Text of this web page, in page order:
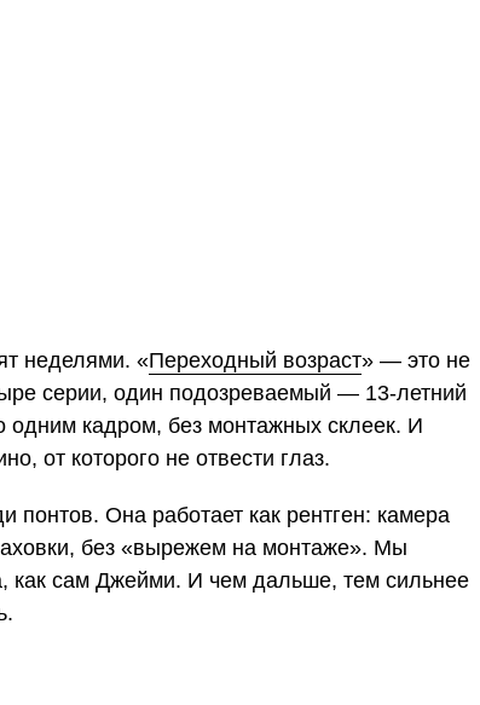
неделями. «Переходный возраст» — это не
серии, один подозреваемый — 13-летний
кадром, без монтажных склеек. И
от которого не отвести глаз.
понтов. Она работает как рентген: камера
без «вырежем на монтаже». Мы
как сам Джейми. И чем дальше, тем сильнее